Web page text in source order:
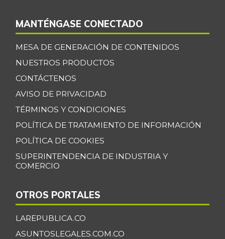
MANTÉNGASE CONECTADO
MESA DE GENERACIÓN DE CONTENIDOS
NUESTROS PRODUCTOS
CONTÁCTENOS
AVISO DE PRIVACIDAD
TÉRMINOS Y CONDICIONES
POLÍTICA DE TRATAMIENTO DE INFORMACIÓN
POLÍTICA DE COOKIES
SUPERINTENDENCIA DE INDUSTRIA Y
COMERCIO
OTROS PORTALES
LAREPUBLICA.CO
ASUNTOSLEGALES.COM.CO